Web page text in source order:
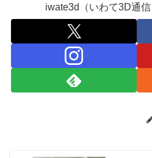
iwate3d（いわて3D通